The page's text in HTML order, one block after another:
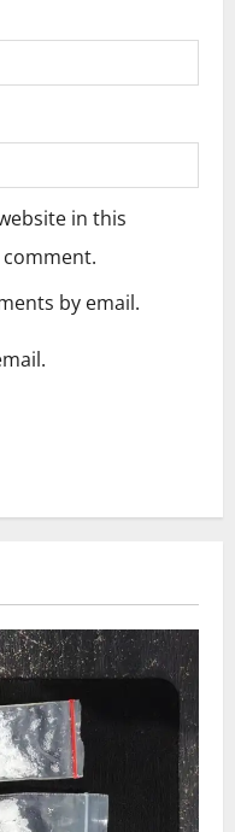
in this
by email.